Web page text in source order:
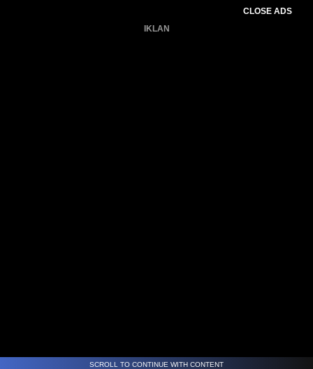
CLOSE ADS
IKLAN
SCROLL TO CONTINUE WITH CONTENT